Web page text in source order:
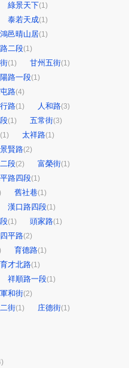
綠景天下(1)
泰若天成(1)
鴻邑晴山居(1)
二段(1)
(1) 甘州五街(1)
路一段(1)
路(4)
路(1) 人和路(3)
(1) 五常街(3)
(1) 太祥路(1)
景賢路(2)
段(2) 富榮街(1)
路四段(1)
舊社巷(1)
漢口路四段(1)
(1) 頭家路(1)
四平路(2)
育德路(1)
育才北路(1)
祥順路一段(1)
軍和街(2)
街(1) 庄德街(1)